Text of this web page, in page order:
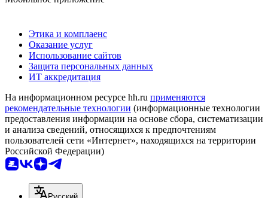
Этика и комплаенс
Оказание услуг
Использование сайтов
Защита персональных данных
ИТ аккредитация
На информационном ресурсе hh.ru применяются
рекомендательные технологии (информационные технологии
предоставления информации на основе сбора, систематизации
и анализа сведений, относящихся к предпочтениям
пользователей сети «Интернет», находящихся на территории
Российской Федерации)